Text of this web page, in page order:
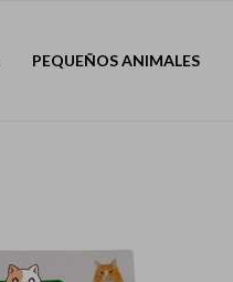
PEQUEÑOS ANIMALES